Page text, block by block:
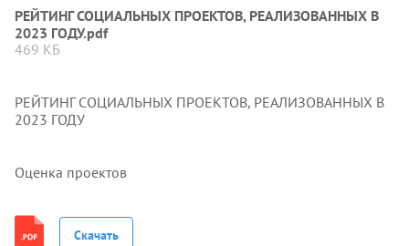
РЕЙТИНГ СОЦИАЛЬНЫХ ПРОЕКТОВ, РЕАЛИЗОВАННЫХ В
2023 ГОДУ.pdf
469 КБ
РЕЙТИНГ СОЦИАЛЬНЫХ ПРОЕКТОВ, РЕАЛИЗОВАННЫХ В
2023 ГОДУ
Оценка проектов
Скачать